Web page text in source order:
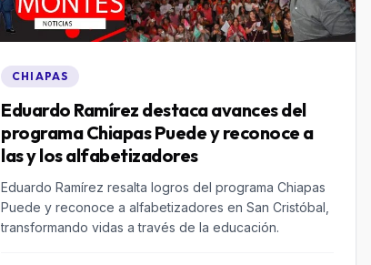
CHIAPAS
Eduardo Ramírez destaca avances del
programa Chiapas Puede y reconoce a
Eduardo Ramírez resalta logros del programa Chiapas
Puede y reconoce a alfabetizadores en San Cristóbal,
transformando vidas a través de la educación.